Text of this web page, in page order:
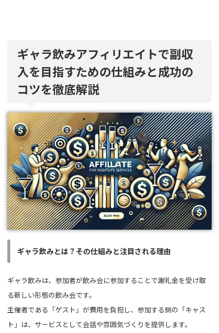
ギャラ飲みアフィリエイトで副収
入を目指すための仕組みと成功の
コツを徹底解説
ギャラ飲みとは？その仕組みと注目される理由
ギャラ飲みは、参加者が飲み会に参加することで謝礼金を受け取
る新しい形態の飲み会です。
主催者である「ゲスト」が費用を負担し、参加する側の「キャス
ト」は、サービスとして会話や雰囲気づくりを提供します。